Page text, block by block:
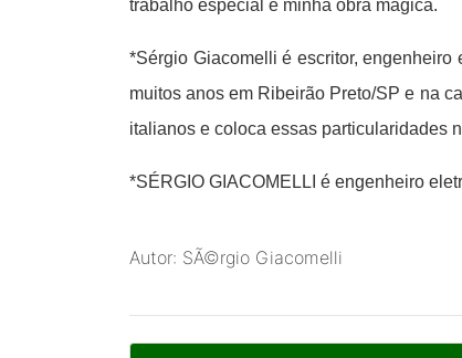
trabalho especial e minha obra mágica.
*Sérgio Giacomelli é escritor,
muitos anos em Ribeirão Preto/SP e na
italianos e coloca essas particularidades
*SÉRGIO GIACOMELLI é engenheiro
Autor: SÃ©rgio Giacomelli